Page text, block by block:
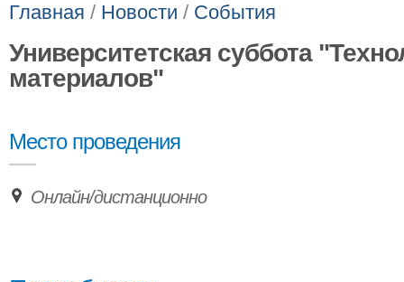
Главная / Новости / События
Университетская суббота
материалов"
Место проведения
Онлайн/дистанционно